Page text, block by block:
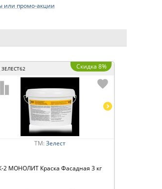
или промо-акции
ЗЕЛЕСТ62 Скидка 8%
ТМ: Зелест
2 МОНОЛИТ Краска Фасадная 3 кг